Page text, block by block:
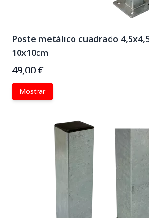
Poste metálico cuadrado
10x10cm
49,00 €
Mostrar